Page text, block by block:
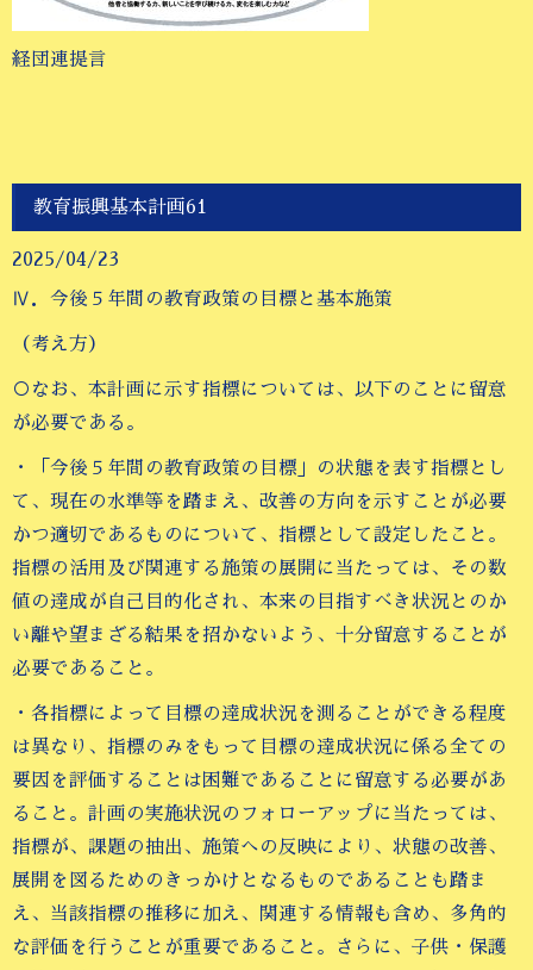
経団連提言
教育振興基本計画61
2025/04/23
Ⅳ．今後５年間の教育政策の目標と基本施策
（考え方）
○なお、本計画に示す指標については、以下のことに留意
が必要である。
・「今後５年間の教育政策の目標」の状態を表す指標とし
て、現在の水準等を踏まえ、改善の方向を示すことが必要
かつ適切であるものについて、指標として設定したこと。
指標の活用及び関連する施策の展開に当たっては、その数
値の達成が自己目的化され、本来の目指すべき状況とのか
い離や望まざる結果を招かないよう、十分留意することが
必要であること。
・各指標によって目標の達成状況を測ることができる程度
は異なり、指標のみをもって目標の達成状況に係る全ての
要因を評価することは困難であることに留意する必要があ
ること。計画の実施状況のフォローアップに当たっては、
指標が、課題の抽出、施策への反映により、状態の改善、
展開を図るためのきっかけとなるものであることも踏ま
え、当該指標の推移に加え、関連する情報も含め、多角的
な評価を行うことが重要であること。さらに、子供・保護